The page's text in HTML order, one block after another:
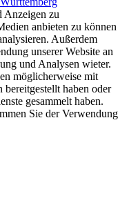
Anzeigen zu
anbieten zu können
Außerdem
unserer Website an
und Analysen wieter.
möglicherweise mit
bereitgestellt haben oder
gesammelt haben.
Sie der Verwendung